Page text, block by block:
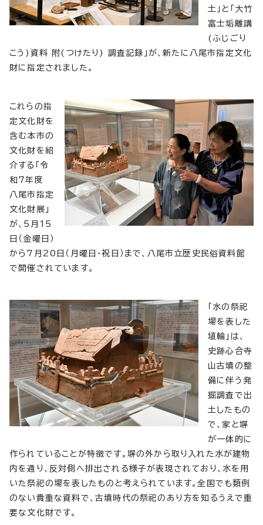
土」と「大竹
富士垢離講
(ふじごり
こう)資料 附(つけたり) 調査記録」が、新たに八尾市指定文化
財に指定されました。
これらの指
定文化財を
含む本市の
文化財を紹
介する「令
和7年度
八尾市指定
文化財展」
が、5月15
日（金曜日）
から7月20日（月曜日・祝日）まで、八尾市立歴史民俗資料館
で開催されています。
「水の祭祀
場を表した
埴輪」は、
史跡心合寺
山古墳の整
備に伴う発
掘調査で出
土したもの
で、家と塀
が一体的に
作られていることが特徴です。塀の外から取り入れた水が建物
内を通り、反対側へ排出される様子が表現されており、水を用
いた祭祀の場を表したものと考えられています。全国でも類例
のない貴重な資料で、古墳時代の祭祀のあり方を知るうえで重
要な文化財です。